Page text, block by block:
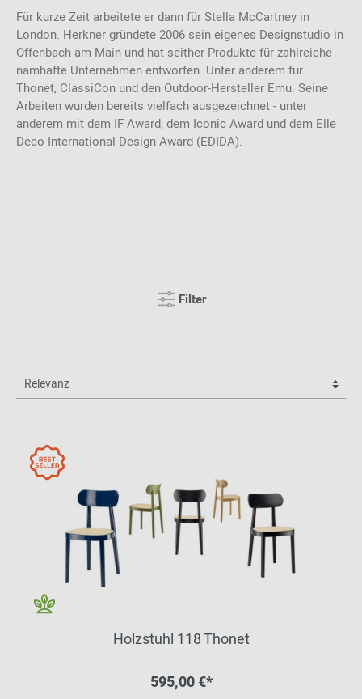
Für kurze Zeit arbeitete er dann für Stella McCartney in
London. Herkner gründete 2006 sein eigenes Designstudio in
Offenbach am Main und hat seither Produkte für zahlreiche
namhafte Unternehmen entworfen. Unter anderem für
Thonet, ClassiCon und den Outdoor-Hersteller Emu. Seine
Arbeiten wurden bereits vielfach ausgezeichnet - unter
anderem mit dem IF Award, dem Iconic Award und dem Elle
Deco International Design Award (EDIDA).
Filter
Holzstuhl 118 Thonet
595,00 €*